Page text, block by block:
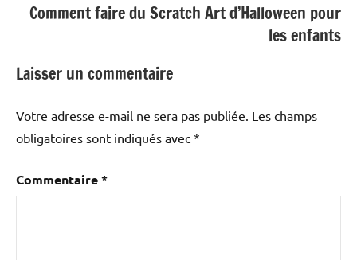
Comment faire du Scratch Art d’Halloween pour
les enfants
Laisser un commentaire
Votre adresse e-mail ne sera pas publiée. Les champs
obligatoires sont indiqués avec *
Commentaire*